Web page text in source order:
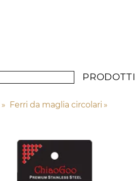
PRODOTTI
‪» Ferri da maglia circolari ‪»